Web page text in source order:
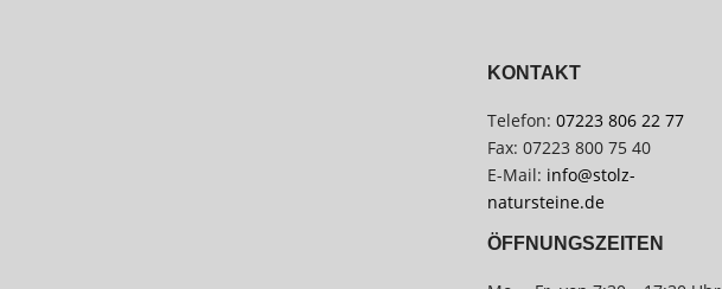
KONTAKT
Telefon:07223 806 22 77
Fax: 07223 800 75 40
E-Mail: info@stolz-
natursteine.de
ÖFFNUNGSZEITEN